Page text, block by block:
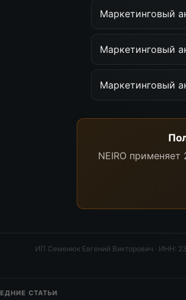
Маркетинговый
Маркетинговый
Маркетинговый
NEIRO
ИП Семенюк Евгений Викторович · ИНН:
СТАТЬИ